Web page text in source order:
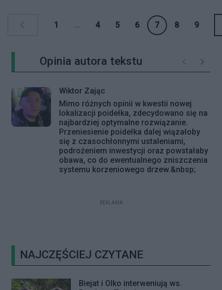
1 ... 4 5 6 7 8 9
Opinia autora tekstu Poprzednie
Wiktor Zając
Mimo różnych opinii w kwestii nowej
lokalizacji poidełka, zdecydowano się na
najbardziej optymalne rozwiązanie.
Przeniesienie poidełka dalej wiązałoby
się z czasochłonnymi ustaleniami,
podrożeniem inwestycji oraz powstałaby
obawa, co do ewentualnego zniszczenia
systemu korzeniowego drzew.&nbsp;
REKLAMA
NAJCZĘŚCIEJ CZYTANE
Biejat i Olko interweniują ws.